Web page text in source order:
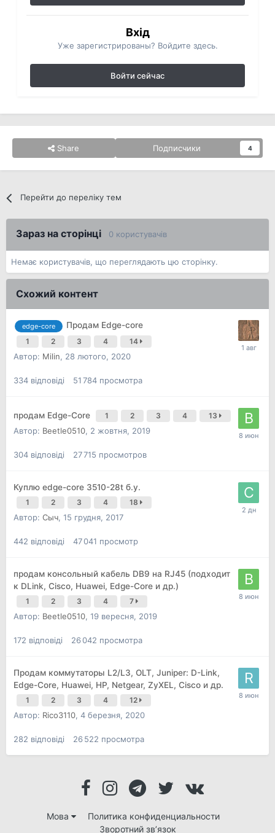
Вхід
Уже зарегистрированы? Войдите здесь.
Войти сейчас
Share Подписчики 4
Перейти до переліку тем
Зараз на сторінці 0 користувачів
Немає користувачів, що переглядають цю сторінку.
Схожий контент
edge-core Продам Edge-core
1 2 3 4 14
Автор: Milin, 28 лютого, 2020
334 відповіді 51 784 просмотра
продам Edge-Core 1 2 3 4 13
Автор: Beetle0510, 2 жовтня, 2019
304 відповіді 27 715 просмотров
Куплю edge-core 3510-28t б.у.
1 2 3 4 18
Автор: Сыч, 15 грудня, 2017
442 відповіді 47 041 просмотр
продам консольный кабель DB9 на RJ45 (подходит
к DLink, Cisco, Huawei, Edge-Core и др.)
1 2 3 4 7
Автор: Beetle0510, 19 вересня, 2019
172 відповіді 26 042 просмотра
Продам коммутаторы L2/L3, OLT, Juniper: D-Link,
Edge-Core, Huawei, НР, Netgear, ZyXEL, Cisco и др.
1 2 3 4 12
Автор: Rico3110, 4 березня, 2020
282 відповіді 26 522 просмотра
Мова
Политика конфиденциальности
Зворотний зв’язок